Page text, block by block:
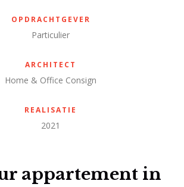
OPDRACHTGEVER
Particulier
ARCHITECT
Home & Office Consign
REALISATIE
2021
appartement in